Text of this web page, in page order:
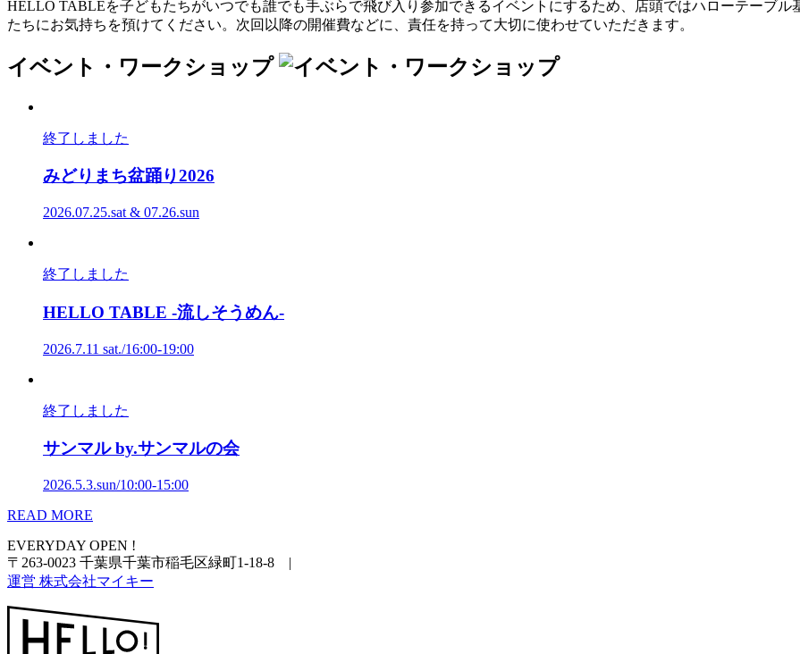
HELLO TABLEを子どもたちがいつでも誰でも手ぶらで飛び入り参加できるイベントにするため、店頭ではハローテーブ
たちにお気持ちを預けてください。次回以降の開催費などに、責任を持って大切に使わせていただきます。
イベント・ワークショップ
終了しました
みどりまち盆踊り2026
2026.07.25.sat & 07.26.sun
終了しました
HELLO TABLE -流しそうめん-
2026.7.11 sat./16:00-19:00
終了しました
サンマルby.サンマルの会
2026.5.3.sun/10:00-15:00
READ MORE
EVERYDAY OPEN !
〒263-0023 千葉県千葉市稲毛区緑町1-18-8 |
運営 株式会社マイキー